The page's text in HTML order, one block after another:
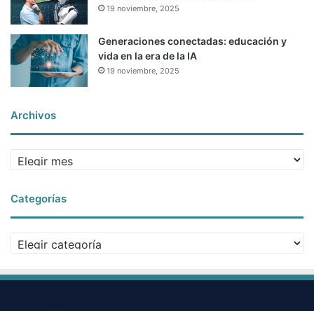
19 noviembre, 2025
Generaciones conectadas: educación y
vida en la era de la IA
19 noviembre, 2025
Archivos
Archivos
Categorías
Categorías